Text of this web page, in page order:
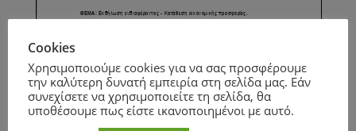
Cookies
Χρησιμοποιούμε cookies για να σας προσφέρουμε
την καλύτερη δυνατή εμπειρία στη σελίδα μας. Εάν
συνεχίσετε να χρησιμοποιείτε τη σελίδα, θα
υποθέσουμε πως είστε ικανοποιημένοι με αυτό.